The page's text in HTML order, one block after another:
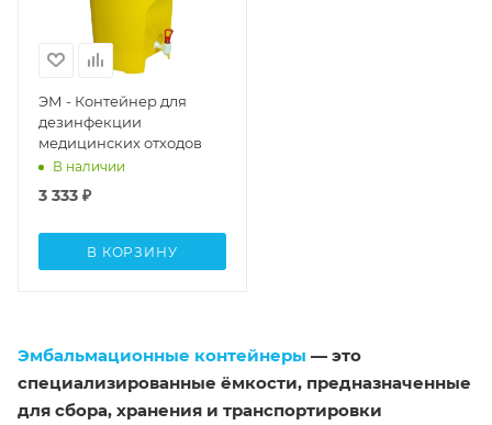
ЭМ - Контейнер для
дезинфекции
медицинских отходов
В наличии
3 333 ₽
В КОРЗИНУ
Эмбальмационные контейнеры — это
специализированные ёмкости, предназначенные
для сбора, хранения и транспортировки